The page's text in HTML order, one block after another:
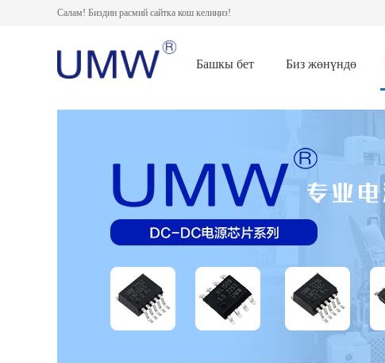
Салам! Биздин расмий сайтка кош келиңиз!
Башкы бет Биз жөнүндө